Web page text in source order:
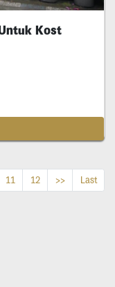
Kost
11 12 >> Last